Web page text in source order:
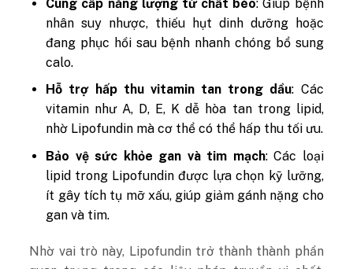
Cung cấp năng lượng từ chất béo: Giúp bệnh
nhân suy nhược, thiếu hụt dinh dưỡng hoặc
đang phục hồi sau bệnh nhanh chóng bổ sung
calo.
Hỗ trợ hấp thu vitamin tan trong dầu: Các
vitamin như A, D, E, K dễ hòa tan trong lipid,
nhờ Lipofundin mà cơ thể có thể hấp thu tối ưu.
Bảo vệ sức khỏe gan và tim mạch: Các loại
lipid trong Lipofundin được lựa chọn kỹ lưỡng,
ít gây tích tụ mỡ xấu, giúp giảm gánh nặng cho
gan và tim.
Nhờ vai trò này, Lipofundin trở thành thành phần